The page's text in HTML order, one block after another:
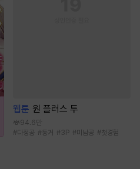
웹툰 원 플러스 투
94.6만
#다정공 #동거 #3P #미남공 #첫경험